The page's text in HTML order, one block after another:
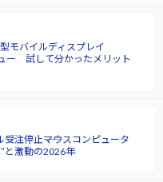
モバイルディスプレイ
ー 試して分かったメリット
注停止――マウスコンピュータ
と激動の2026年